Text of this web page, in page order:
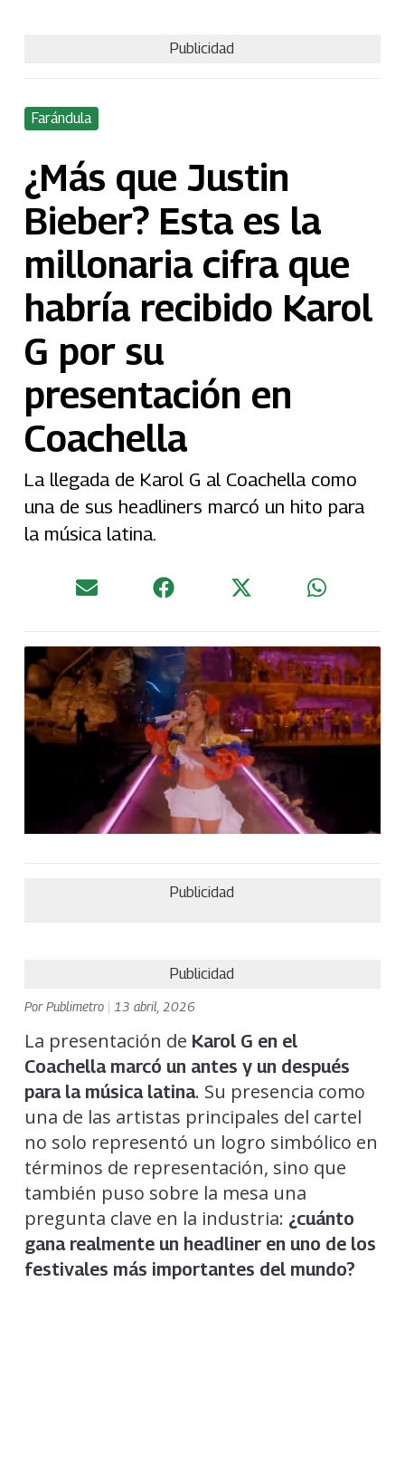
Publicidad
Farándula
¿Más que Justin
Bieber? Esta es la
millonaria cifra que
habría recibido Karol
G por su
presentación en
Coachella
La llegada de Karol G al Coachella como
una de sus headliners marcó un hito para
la música latina.
Publicidad
Publicidad
PorPublimetro 13 abril, 2026
La presentación de Karol G en el
Coachella marcó un antes y un después
para la música latina. Su presencia como
una de las artistas principales del cartel
no solo representó un logro simbólico en
términos de representación, sino que
también puso sobre la mesa una
pregunta clave en la industria: ¿cuánto
gana realmente un headliner en uno de los
festivales más importantes del mundo?